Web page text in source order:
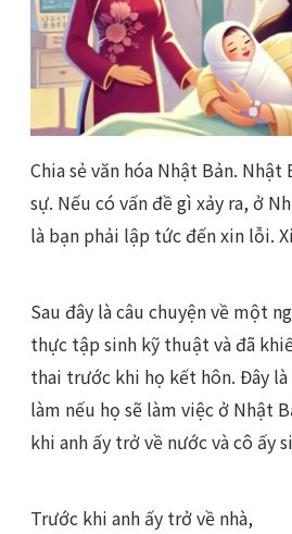
Chia sẻ văn hóa Nhật Bản.
sự. Nếu có vấn đề gì xảy ra, ở
là bạn phải lập tức đến xin lỗi.
Sau đây là câu chuyện về một
thực tập sinh kỹ thuật và đã
thai trước khi họ kết hôn. Đây
làm nếu họ sẽ làm việc ở Nhật
khi anh ấy trở về nước và cô ấy
Trước khi anh ấy trở về nhà,